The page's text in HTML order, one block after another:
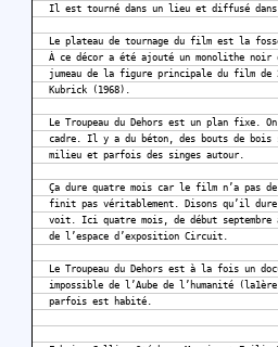
Il est tourné dans un lieu et diffusé dans
Le plateau de tournage du film est la
À ce décor a été ajouté un monolithe noir
jumeau de la figure principale du film de
Kubrick (1968).
Le Troupeau du Dehors est un plan fixe.
cadre. Il y a du béton, des bouts de bois
milieu et parfois des singes autour.
Ça dure quatre mois car le film n’a pas
finit pas véritablement. Disons qu’il dure
voit. Ici quatre mois, de début septembre
de l’espace d’exposition Circuit.
Le Troupeau du Dehors est à la fois un
impossible de l’Aube de l’humanité
parfois est habité.